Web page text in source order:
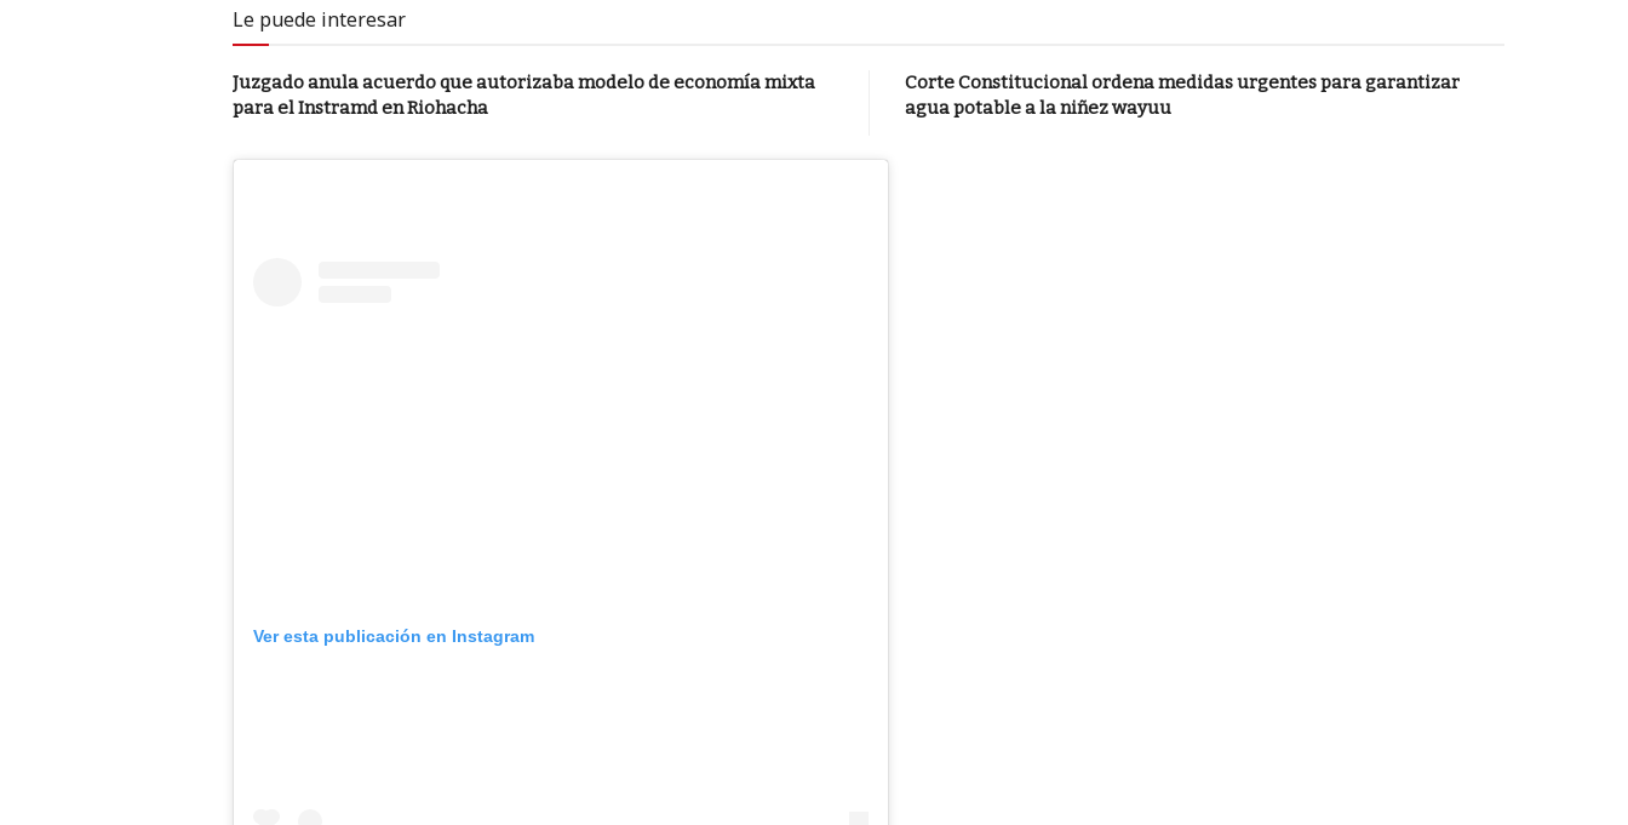
Le puede interesar
Juzgado anula acuerdo que autorizaba modelo de economía mixta
para el Instramd en Riohacha
Corte Constitucional ordena medidas urgentes para garantizar
agua potable a la niñez wayuu
Ver esta publicación en Instagram